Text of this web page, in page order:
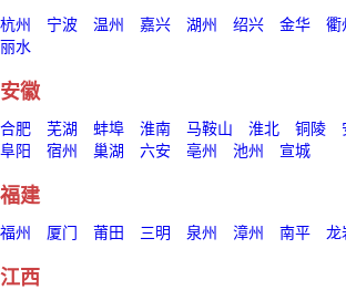
杭州 宁波 温州 嘉兴 湖州 绍兴 金华 衢
丽水
安徽
合肥 芜湖 蚌埠 淮南 马鞍山 淮北 铜陵
阜阳
宿州 巢湖 六安 亳州 池州 宣城
福建
福州 厦门 莆田 三明 泉州 漳州 南平 龙
江西